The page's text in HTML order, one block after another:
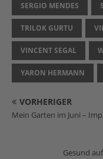
SERGIO MENDES
TRILOK GURTU
VINCENT SEGAL
YARON HERMANN
VORHERIGER
Mein Garten im Juni –
Gesund